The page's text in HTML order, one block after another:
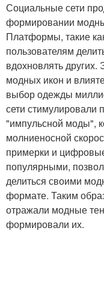
Социальные сети
формировании
Платформы, такие
пользователям
вдохновлять
модных икон и
выбор одежды
сети стимулировали
"импульсной моды",
молниеносной
примерки и
популярными,
делиться своими
формате. Таким
отражали модные
формировали их.